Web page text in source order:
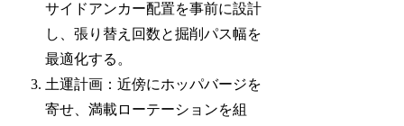
サイドアンカー配置を事前に設計
し、張り替え回数と掘削パス幅を
最適化する。
土運計画：近傍にホッパバージを
寄せ、満載ローテーションを組